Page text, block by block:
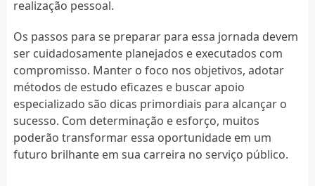
realização pessoal.
Os passos para se preparar para essa jornada devem
ser cuidadosamente planejados e executados com
compromisso. Manter o foco nos objetivos, adotar
métodos de estudo eficazes e buscar apoio
especializado são dicas primordiais para alcançar o
sucesso. Com determinação e esforço, muitos
poderão transformar essa oportunidade em um
futuro brilhante em sua carreira no serviço público.